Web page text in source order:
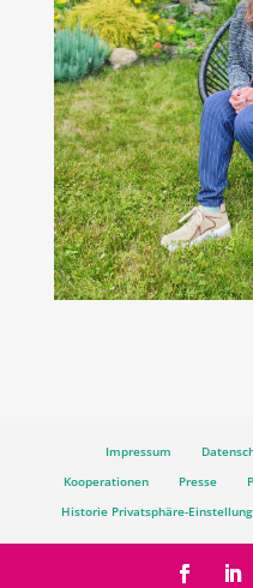
Impressum
Kooperationen
Presse
Historie Privatsphäre-